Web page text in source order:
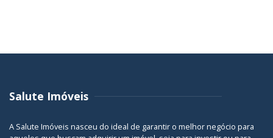
Salute Imóveis
A Salute Imóveis nasceu do ideal de garantir o melhor negócio para